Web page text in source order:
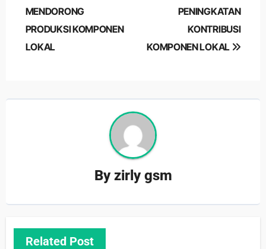
navigation
MENDORONG
PRODUKSI KOMPONEN
LOKAL
PENINGKATAN
KONTRIBUSI
KOMPONEN LOKAL
Byzirly gsm
Related Post